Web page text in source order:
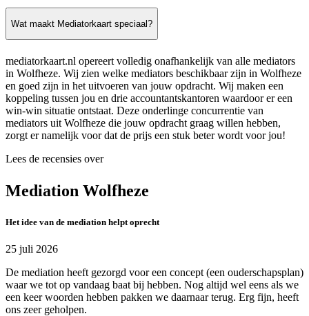
Wat maakt Mediatorkaart speciaal?
mediatorkaart.nl opereert volledig onafhankelijk van alle mediators
in Wolfheze. Wij zien welke mediators beschikbaar zijn in Wolfheze
en goed zijn in het uitvoeren van jouw opdracht. Wij maken een
koppeling tussen jou en drie accountantskantoren waardoor er een
win-win situatie ontstaat. Deze onderlinge concurrentie van
mediators uit Wolfheze die jouw opdracht graag willen hebben,
zorgt er namelijk voor dat de prijs een stuk beter wordt voor jou!
Lees de recensies over
Mediation Wolfheze
Het idee van de mediation helpt oprecht
25 juli 2026
De mediation heeft gezorgd voor een concept (een ouderschapsplan)
waar we tot op vandaag baat bij hebben. Nog altijd wel eens als we
een keer woorden hebben pakken we daarnaar terug. Erg fijn, heeft
ons zeer geholpen.